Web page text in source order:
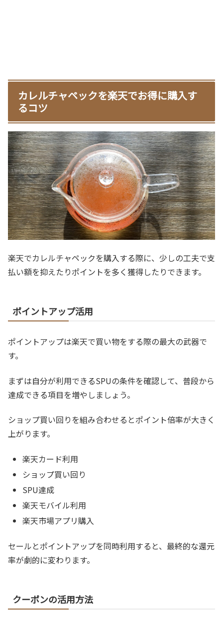
カレルチャペックを楽天でお得に購入す
るコツ
楽天でカレルチャペックを購入する際に、少しの工夫で支
払い額を抑えたりポイントを多く獲得したりできます。
ポイントアップ活用
ポイントアップは楽天で買い物をする際の最大の武器で
す。
まずは自分が利用できるSPUの条件を確認して、普段から
達成できる項目を増やしましょう。
ショップ買い回りを組み合わせるとポイント倍率が大きく
上がります。
楽天カード利用
ショップ買い回り
SPU達成
楽天モバイル利用
楽天市場アプリ購入
セールとポイントアップを同時利用すると、最終的な還元
率が劇的に変わります。
クーポンの活用方法